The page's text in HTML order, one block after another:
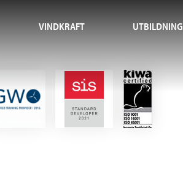
VINDKRAFT UTBILDNING